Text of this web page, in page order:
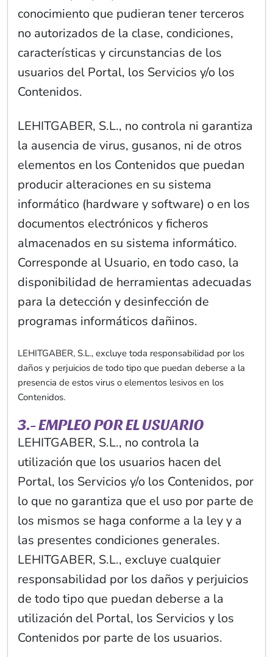
conocimiento que pudieran tener terceros
no autorizados de la clase, condiciones,
características y circunstancias de los
usuarios del Portal, los Servicios y/o los
Contenidos.
LEHITGABER, S.L., no controla ni garantiza
la ausencia de virus, gusanos, ni de otros
elementos en los Contenidos que puedan
producir alteraciones en su sistema
informático (hardware y software) o en los
documentos electrónicos y ficheros
almacenados en su sistema informático.
Corresponde al Usuario, en todo caso, la
disponibilidad de herramientas adecuadas
para la detección y desinfección de
programas informáticos dañinos.
LEHITGABER, S.L., excluye toda responsabilidad por los
daños y perjuicios de todo tipo que puedan deberse a la
presencia de estos virus o elementos lesivos en los
Contenidos.
3.- EMPLEO POR EL USUARIO
LEHITGABER, S.L., no controla la
utilización que los usuarios hacen del
Portal, los Servicios y/o los Contenidos, por
lo que no garantiza que el uso por parte de
los mismos se haga conforme a la ley y a
las presentes condiciones generales.
LEHITGABER, S.L., excluye cualquier
responsabilidad por los daños y perjuicios
de todo tipo que puedan deberse a la
utilización del Portal, los Servicios y los
Contenidos por parte de los usuarios.